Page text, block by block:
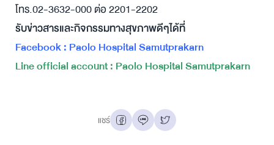
โทร.02-3632-000 ต่อ 2201-2202
รับข่าวสารและกิจกรรมทางสุขภาพดีๆได้ที่
Facebook : Paolo Hospital Samutprakarn
Line official account : Paolo Hospital Samutprakarn
แชร์